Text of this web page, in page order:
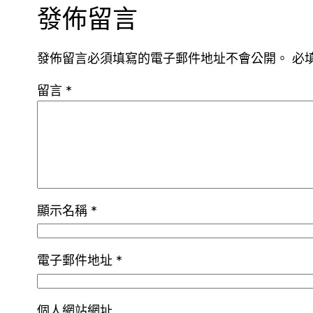
發佈留言
發佈留言必須填寫的電子郵件地址不會公開。 必
留言 *
顯示名稱 *
電子郵件地址 *